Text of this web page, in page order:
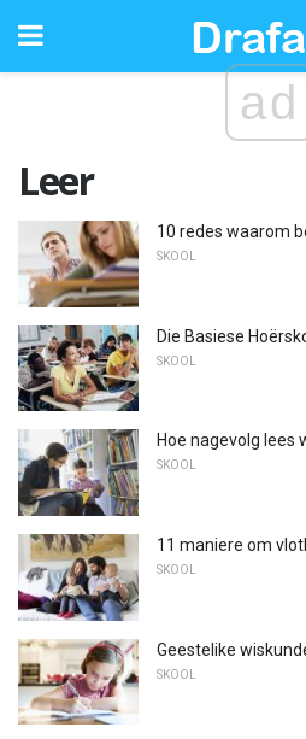
ad
Leer
10 redes waarom
SKOOL
Die Basiese
SKOOL
Hoe nagevolg lees
SKOOL
11 maniere om
SKOOL
Geestelike
SKOOL